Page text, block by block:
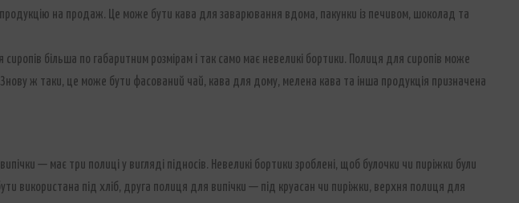
на продаж. Це може бути кава для заварювання вдома, пакунки із печивом, шоколад та
більша по габаритним розмірам і так само має невеликі бортики. Полиця для сиропів може
ж таки, це може бути фасований чай, кава для дому, мелена кава та інша продукція призначена
— має три полиці у вигляді підносів. Невеликі бортики зроблені, щоб булочки чи пиріжки були
використана під хліб, друга полиця для випічки — під круасан чи пиріжки, верхня полиця для